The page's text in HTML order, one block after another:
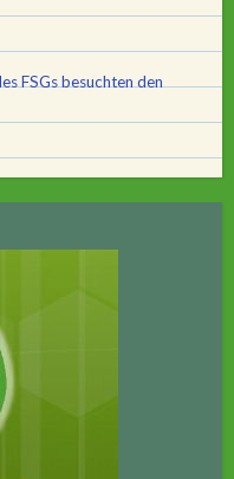
FSGs besuchten den